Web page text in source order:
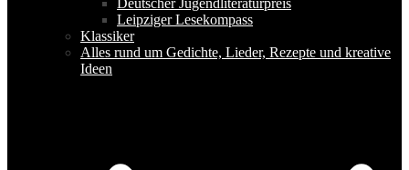
Deutscher Jugendliteraturpreis
Leipziger Lesekompass
Klassiker
Alles rund um Gedichte, Lieder, Rezepte und kreative
Ideen